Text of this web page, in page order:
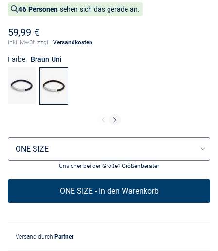
46 Personen sehen sich das gerade an.
59,99 €
Inkl. MwSt. zzgl. Versandkosten
Farbe: Braun Uni
Größenauswahl
ONE SIZE
Unsicher bei der Größe? Größenberater
ONE SIZE - In den Warenkorb
Versand durch Partner